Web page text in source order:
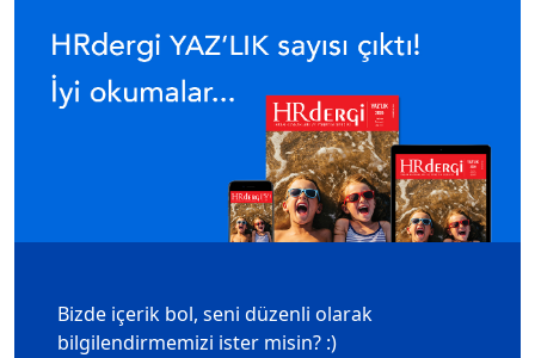
Bizde içerik bol, seni düzenli olarak
bilgilendirmemizi ister misin? :)